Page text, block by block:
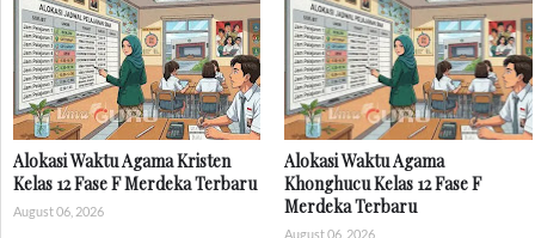
Alokasi Waktu Agama Kristen
Kelas 12 Fase F Merdeka Terbaru
August 06, 2026
Alokasi Waktu Agama
Khonghucu Kelas 12 Fase F
Merdeka Terbaru
August 06, 2026